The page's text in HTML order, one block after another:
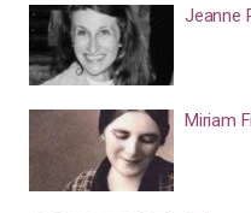
Jeanne
Miriam